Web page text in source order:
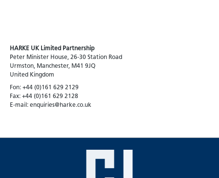
HARKE UK Limited Partnership
Peter Minister House, 26-30 Station Road
Urmston, Manchester, M41 9JQ
United Kingdom
Fon: +44 (0)161 629 2129
Fax: +44 (0)161 629 2128
E-mail: enquiries@harke.co.uk